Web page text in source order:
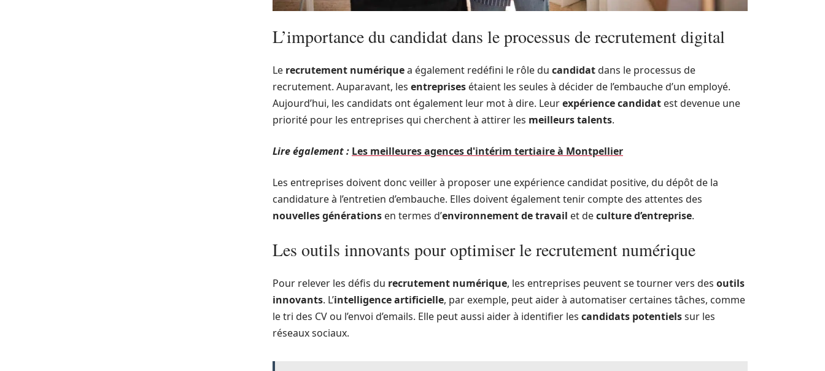
L’importance du candidat dans le processus de recrutement digital
Le recrutement numériquea également redéfini le rôle du candidatdans le processus de
recrutement. Auparavant, les entreprises étaient les seules à décider de l’embauche d’un employé.
Aujourd’hui, les candidats ont également leur mot à dire. Leurexpérience candidat est devenue une
priorité pour les entreprises qui cherchent à attirer les meilleurs talents.
Lire également : Les meilleures agences d'intérim tertiaire à Montpellier
Les entreprises doivent donc veiller à proposer une expérience candidat positive, du dépôt de la
candidature à l’entretien d’embauche. Elles doivent également tenir compte des attentes des
nouvelles générations en termes d’environnement de travail et deculture d’entreprise.
Les outils innovants pour optimiser le recrutement numérique
Pour relever les défis du recrutement numérique, les entreprises peuvent se tourner vers des outils
innovants. L’intelligence artificielle, par exemple, peut aider à automatiser certaines tâches, comme
le tri des CV ou l’envoi d’emails. Elle peut aussi aider à identifier les candidats potentielssur les
réseaux sociaux.